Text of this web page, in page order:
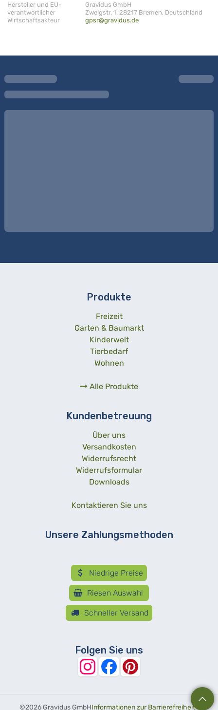
Hersteller und EU-
verantwortlicher
Wirtschaftsakteur
Gravidus GmbH
Zweigstr. 1, 28217 Bremen, Deutschland
gpsr@gravidus.de
Produkte
Freizeit
Garten & Baumarkt
Kinderwelt
Tierbedarf
Wohnen
Alle Produkte
Kundenbetreuung
Über uns
Versandkosten
Widerrufsrecht
Widerrufsformular
Downloads
Kontaktieren Sie uns
Unsere Zahlungsmethoden
Niedrige Preise
Riesen Auswahl
Schneller Versand
Folgen Sie uns
©2026 Gravidus GmbHInformationen zur Barrierefreiheit-